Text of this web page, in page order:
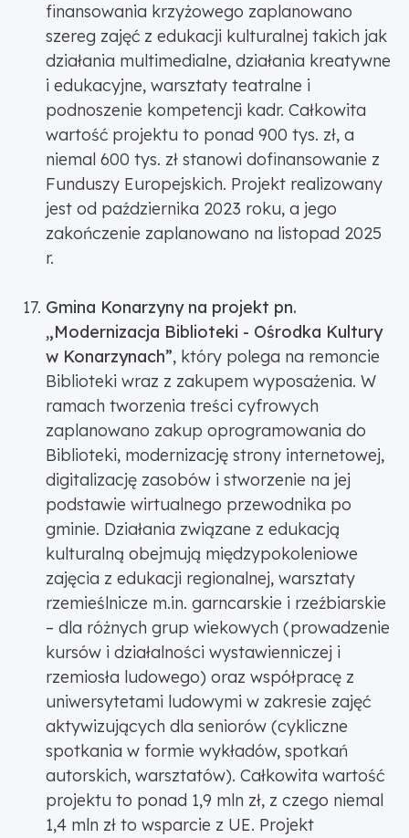
finansowania krzyżowego zaplanowano
szereg zajęć z edukacji kulturalnej takich jak
działania multimedialne, działania kreatywne
i edukacyjne, warsztaty teatralne i
podnoszenie kompetencji kadr. Całkowita
wartość projektu to ponad 900 tys. zł, a
niemal 600 tys. zł stanowi dofinansowanie z
Funduszy Europejskich. Projekt realizowany
jest od października 2023 roku, a jego
zakończenie zaplanowano na listopad 2025
r.
Gmina Konarzyny na projekt pn.
„Modernizacja Biblioteki - Ośrodka Kultury
w Konarzynach”, który polega na remoncie
Biblioteki wraz z zakupem wyposażenia. W
ramach tworzenia treści cyfrowych
zaplanowano zakup oprogramowania do
Biblioteki, modernizację strony internetowej,
digitalizację zasobów i stworzenie na jej
podstawie wirtualnego przewodnika po
gminie. Działania związane z edukacją
kulturalną obejmują międzypokoleniowe
zajęcia z edukacji regionalnej, warsztaty
rzemieślnicze m.in. garncarskie i rzeźbiarskie
– dla różnych grup wiekowych (prowadzenie
kursów i działalności wystawienniczej i
rzemiosła ludowego) oraz współpracę z
uniwersytetami ludowymi w zakresie zajęć
aktywizujących dla seniorów (cykliczne
spotkania w formie wykładów, spotkań
autorskich, warsztatów). Całkowita wartość
projektu to ponad 1,9 mln zł, z czego niemal
1,4 mln zł to wsparcie z UE. Projekt